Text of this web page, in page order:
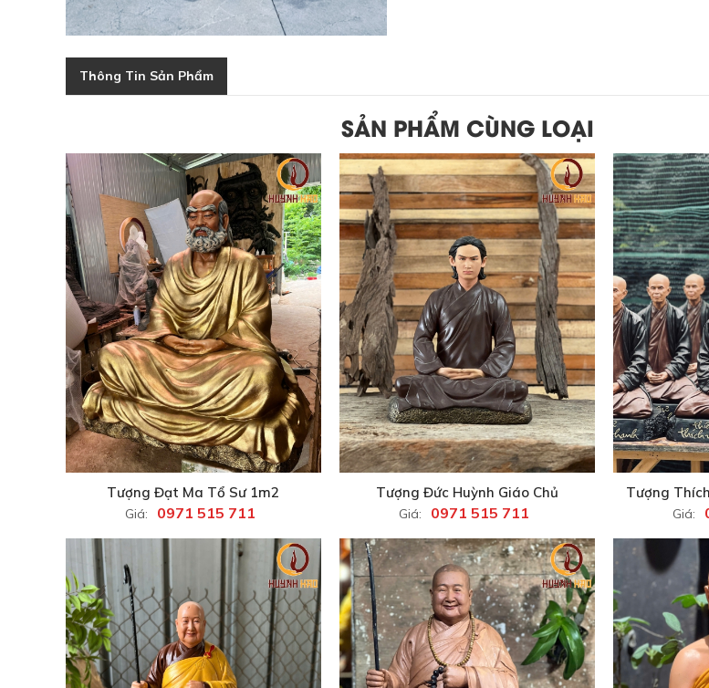
Thông Tin Sản Phẩm
SẢN PHẨM CÙNG LOẠI
Tượng Đạt Ma Tổ Sư 1m2
Giá: 0971 515 711
Tượng Đức Huỳnh Giáo Chủ
Giá: 0971 515 711
Tượng
Giá: